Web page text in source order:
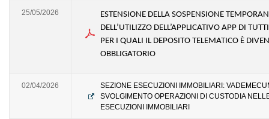
25/05/2026
ESTENSIONE DELLA SOSPENSIONE
DELL’UTILIZZO DELL’APPLICATIVO APP DI
PER I QUALI IL DEPOSITO TELEMATICO È
OBBLIGATORIO
02/04/2026
SEZIONE ESECUZIONI IMMOBILIARI:
SVOLGIMENTO OPERAZIONI DI CUSTODIA
ESECUZIONI IMMOBILIARI